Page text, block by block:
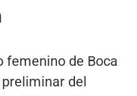
femenino de Boca
del